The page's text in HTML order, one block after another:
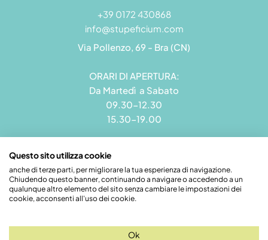
+39 0172 430868
info@stupeficium.com
Via Pollenzo, 69 - Bra (CN)
ORARI DI APERTURA:
Da Martedì a Sabato
09.30-12.30
15.30-19.00
Stupeficium di Carena Diego | Rea CN - 265823 | P.I.
09492550018 | Pec: grandamodel@pec.it
Questo sito utilizza cookie
anche di terze parti, per migliorare la tua esperienza di navigazione.
Chiudendo questo banner, continuando a navigare o accedendo a un
qualunque altro elemento del sito senza cambiare le impostazioni dei
cookie, acconsenti all'uso dei cookie.
Ok